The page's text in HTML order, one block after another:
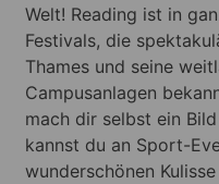
Welt! Reading ist in
Festivals, die
Thames und seine
Campusanlagen
mach dir selbst ein
kannst du an Sport-
wunderschönen